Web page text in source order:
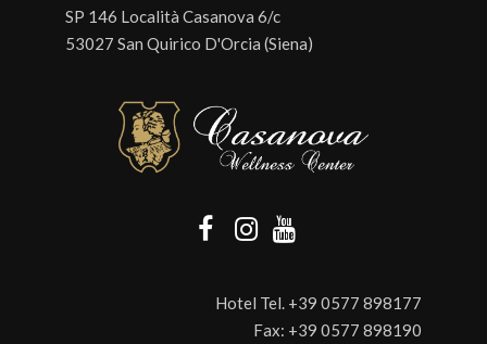
SP 146 Località Casanova 6/c
53027 San Quirico D'Orcia (Siena)
Hotel Tel. +39 0577 898177
Fax: +39 0577 898190